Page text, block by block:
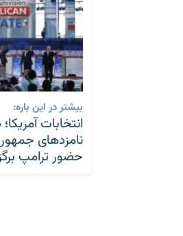
بیشتر در این باره:
انتخابات
نامزدهای
حضور ترامپ